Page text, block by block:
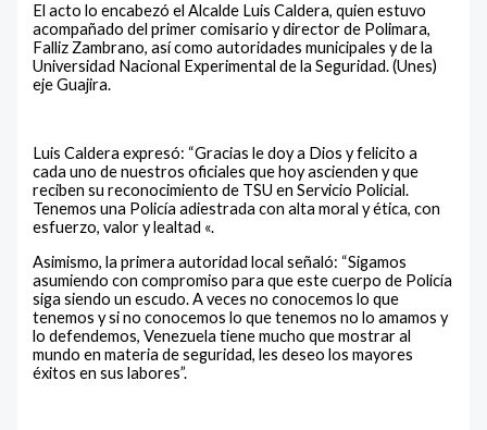
El acto lo encabezó el Alcalde Luis Caldera, quien estuvo
acompañado del primer comisario y director de Polimara,
Falliz Zambrano, así como autoridades municipales y de la
Universidad Nacional Experimental de la Seguridad. (Unes)
eje Guajira.
Luis Caldera expresó: “Gracias le doy a Dios y felicito a
cada uno de nuestros oficiales que hoy ascienden y que
reciben su reconocimiento de TSU en Servicio Policial.
Tenemos una Policía adiestrada con alta moral y ética, con
esfuerzo, valor y lealtad «.
Asimismo, la primera autoridad local señaló: “Sigamos
asumiendo con compromiso para que este cuerpo de Policía
siga siendo un escudo. A veces no conocemos lo que
tenemos y si no conocemos lo que tenemos no lo amamos y
lo defendemos, Venezuela tiene mucho que mostrar al
mundo en materia de seguridad, les deseo los mayores
éxitos en sus labores”.